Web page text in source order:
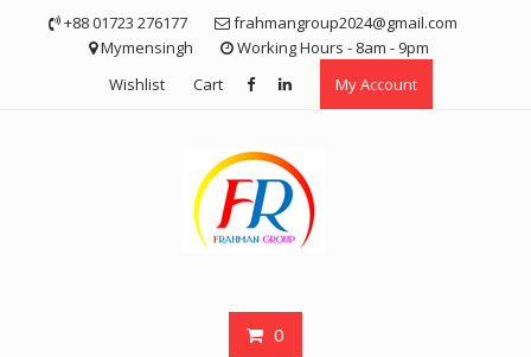
+88 01723 276177
frahmangroup2024@gmail.com
Mymensingh
Working Hours - 8am - 9pm
Wishlist
Cart My Account
0